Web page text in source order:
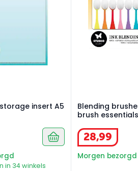
insert A5
in 34 winkels
Blending
brush essentials
28,99
Morgen bezorgd